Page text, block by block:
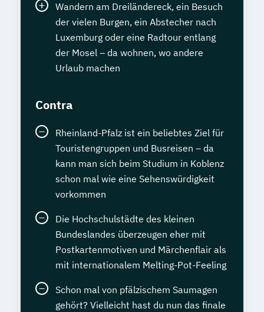
Wandern am Dreiländereck, ein Besuch
der vielen Burgen, ein Abstecher nach
Luxemburg oder eine Radtour entlang
der Mosel – da wohnen, wo andere
Urlaub machen
Contra
Rheinland-Pfalz ist ein beliebtes Ziel für
Touristengruppen und Busreisen – da
kann man sich beim Studium in Koblenz
schon mal wie eine Sehenswürdigkeit
vorkommen
Die Hochschulstädte des kleinen
Bundeslandes überzeugen eher mit
Postkartenmotiven und Märchenflair als
mit internationalem Melting-Pot-Feeling
Schon mal von pfälzischem Saumagen
gehört? Vielleicht hast du nun das finale